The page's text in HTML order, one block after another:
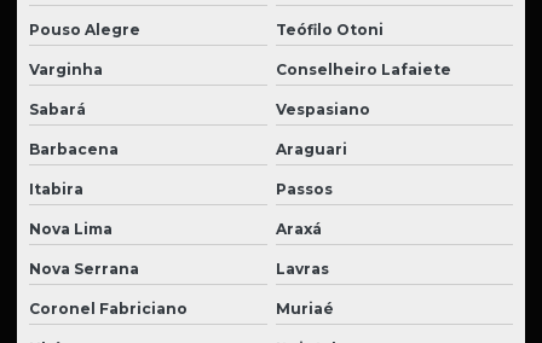
Pouso Alegre Teófilo Otoni
Varginha Conselheiro Lafaiete
Sabará Vespasiano
Barbacena Araguari
Itabira Passos
Nova Lima Araxá
Nova Serrana Lavras
Coronel Fabriciano Muriaé